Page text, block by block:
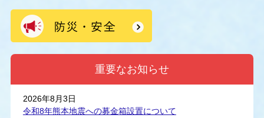
重要なお知らせ
2026年8月3日
令和8年熊本地震への募金箱設置について